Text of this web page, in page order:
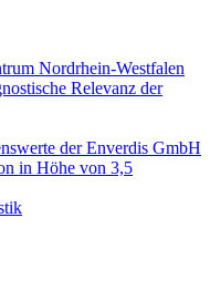
Nordrhein-Westfalen
Relevanz der
der Enverdis GmbH
in Höhe von 3,5